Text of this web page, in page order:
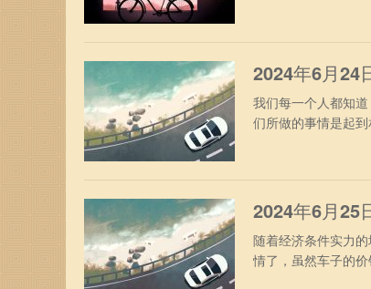
2024年6月24
我们每一个人都知
们所做的事情是起
2024年6月25
随着经济条件实力
情了，虽然车子的